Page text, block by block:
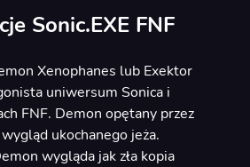
Sonic.EXE FNF
Xenophanes lub Exektor
uniwersum Sonica i
FNF. Demon opętany przez
ukochanego jeża.
wygląda jak zła kopia